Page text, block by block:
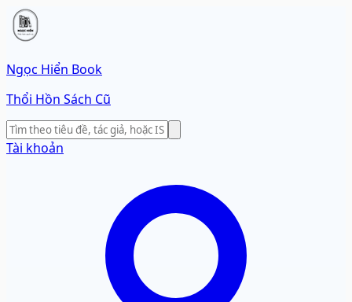
Ngọc Hiển Book
Thổi Hồn Sách Cũ
Tài khoản